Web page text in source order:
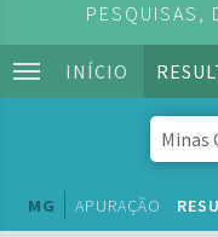
PESQUISAS,
INÍCIO
MG APURAÇÃO